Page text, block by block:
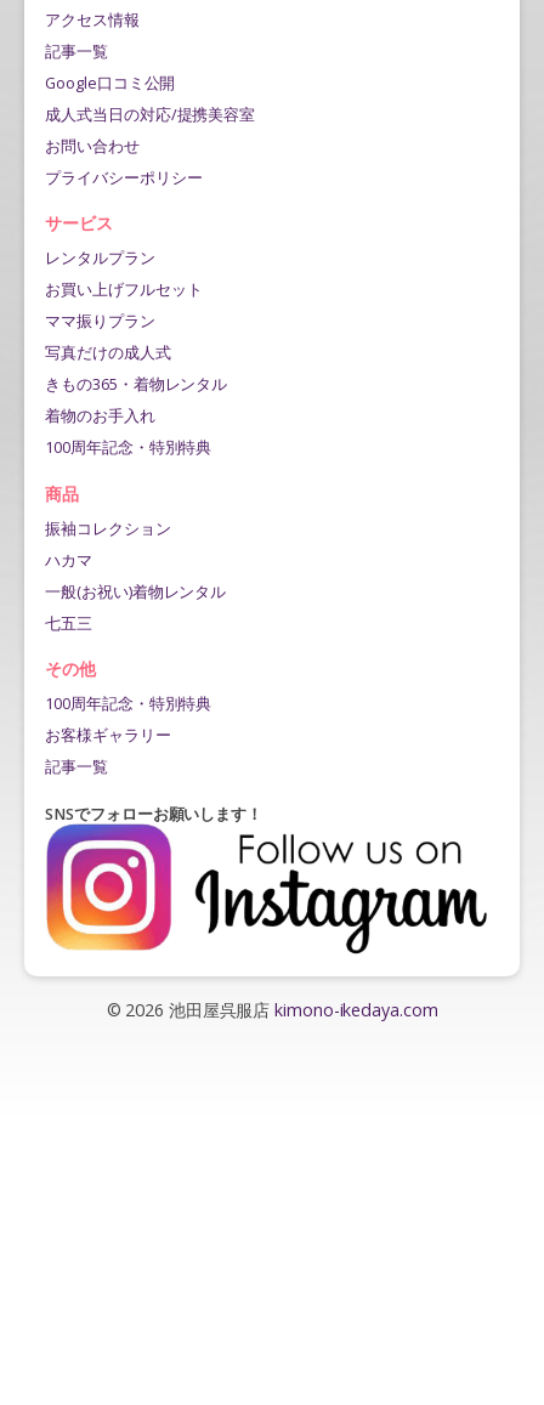
アクセス情報
記事一覧
Google口コミ公開
成人式当日の対応/提携美容室
お問い合わせ
プライバシーポリシー
サービス
レンタルプラン
お買い上げフルセット
ママ振りプラン
写真だけの成人式
きもの365・着物レンタル
着物のお手入れ
100周年記念・特別特典
商品
振袖コレクション
ハカマ
一般(お祝い)着物レンタル
七五三
その他
100周年記念・特別特典
お客様ギャラリー
記事一覧
SNSでフォローお願いします！
© 2026 池田屋呉服店kimono-ikedaya.com